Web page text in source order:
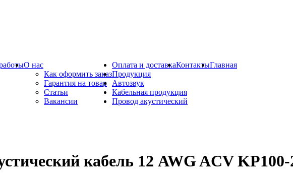
О нас
Как оформить заказ
Гарантия на товар
Статьи
Вакансии
Оплата и доставкаКонтактыГлавная
Продукция
Автозвук
Кабельная продукция
Провод акустический
кабель 12 AWG ACV